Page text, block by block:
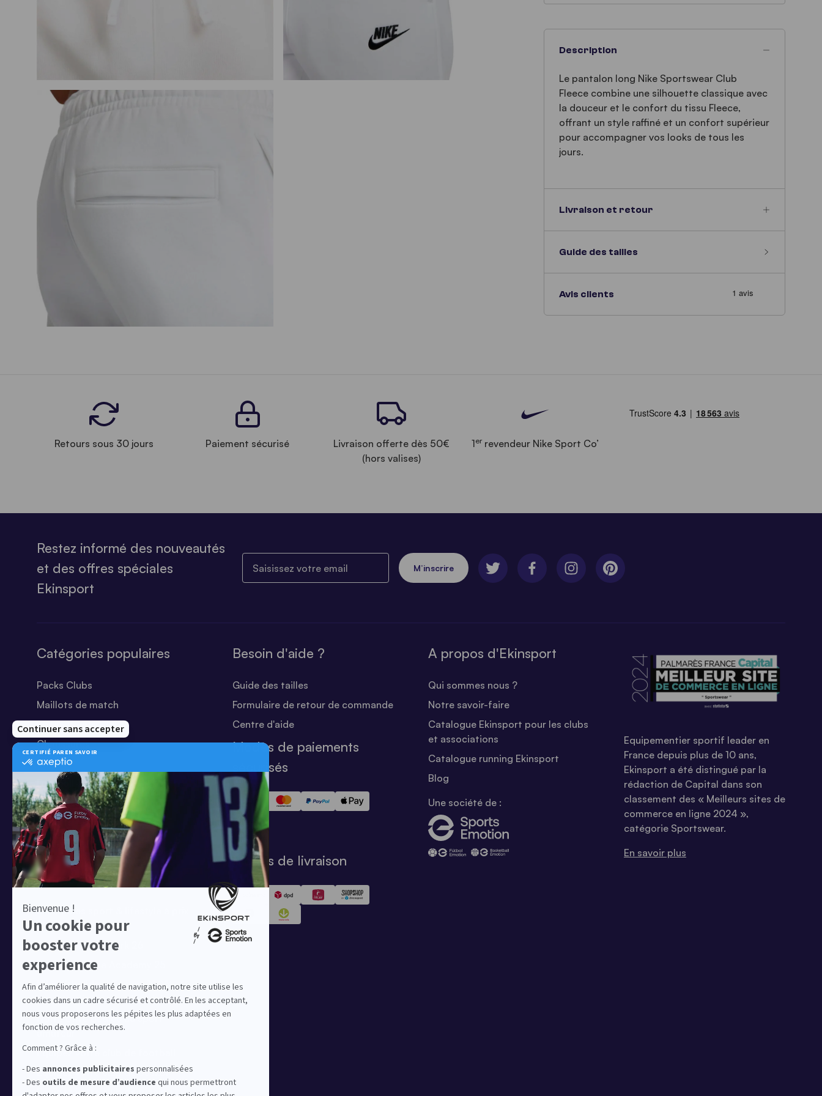
Description
Le pantalon long Nike Sportswear Club
Fleece combine une silhouette classique avec
la douceur et le confort du tissu Fleece,
offrant un style raffiné et un confort supérieur
pour accompagner vos looks de tous les
jours.
Livraison et retour
Guide des tailles
Avis clients
Retours sous 30 jours Paiement sécurisé
Livraison offerte dès 50€
(hors valises)
1errevendeur Nike Sport Co’
Restez informé des nouveautés
et des offres spéciales
Ekinsport
M’inscrire
Catégories populaires
Packs Clubs
Maillots de match
Equipements Clubs
Chaussures
Shorts
Football
Chaussettes
T-shirts
Tenues de match
Offres clubs
Ensembles sport & lifestyle à prix
réduit
Collection Nike Park 26
Collection Nike Academy 25
Nike Kitbuilder | Tenues 100%
personnalisées pour les clubs
Notre offre dédiée au sport
amateur
Equipez votre club de football
Equipez votre club de basket
Equipez votre club de running
Besoin d'aide ?
Guide des tailles
Formulaire de retour de commande
Centre d'aide
Modes de paiements
sécurisés
Modes de livraison
A propos d'Ekinsport
Qui sommes nous ?
Notre savoir-faire
Catalogue Ekinsport pour les clubs
et associations
Catalogue running Ekinsport
Blog
Une société de :
Equipementier sportif leader en
France depuis plus de 10 ans,
Ekinsport a été distingué par la
rédaction de Capital dans son
classement des « Meilleurs sites de
commerce en ligne 2024 »,
catégorie Sportswear.
En savoir plus